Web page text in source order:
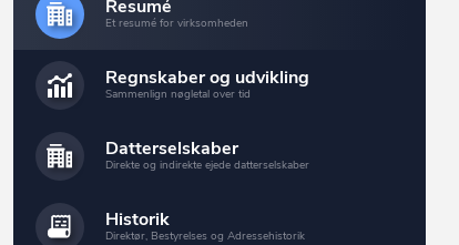
Resumé
Et resumé for virksomheden
Regnskaber og udvikling
Sammenlign nøgletal over tid
Datterselskaber
Direkte og indirekte ejede datterselskaber
Historik
Direktør, Bestyrelses og Adressehistorik